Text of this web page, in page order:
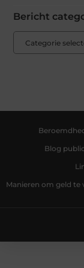
Bericht
Blog
Manieren om geld te